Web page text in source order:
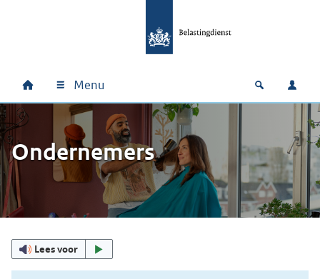
Hoofdnavigatie
Home Menu Open
Ondernemers
Lees voor
Uitgelicht